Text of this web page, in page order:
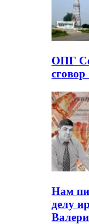
ОПГ
Нам
делу